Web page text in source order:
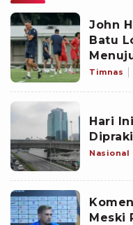
John
Batu
Timnas
Hari
Nasional
Meski